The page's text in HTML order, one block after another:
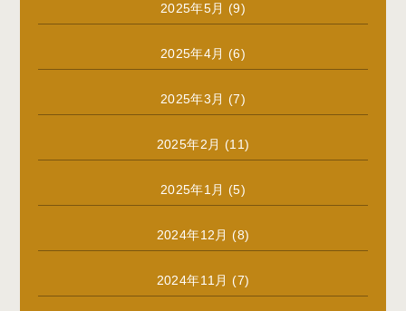
2025年5月 (9)
2025年4月 (6)
2025年3月 (7)
2025年2月 (11)
2025年1月 (5)
2024年12月 (8)
2024年11月 (7)